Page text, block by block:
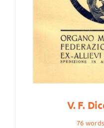
V. F.
76 words